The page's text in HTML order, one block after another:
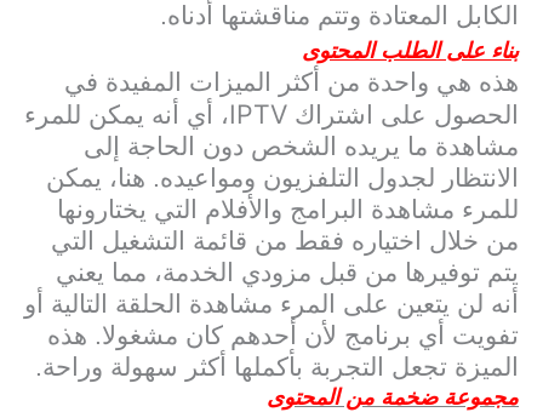
الكابل المعتادة وتتم مناقشتها أدناه.
بناء على الطلب المحتوى
هذه هي واحدة من أكثر الميزات المفيدة في
الحصول على اشتراكIPTV، أي أنه يمكن للمرء
مشاهدة ما يريده الشخص دون الحاجة إلى
الانتظار لجدول التلفزيون ومواعيده. هنا، يمكن
للمرء مشاهدة البرامج والأفلام التي يختارونها
من خلال اختياره فقط من قائمة التشغيل التي
يتم توفيرها من قبل مزودي الخدمة، مما يعني
أنه لن يتعين على المرء مشاهدة الحلقة التالية أو
تفويت أي برنامج لأن أحدهم كان مشغولا. هذه
الميزة تجعل التجربة بأكملها أكثر سهولة وراحة.
مجموعة ضخمة من المحتوى